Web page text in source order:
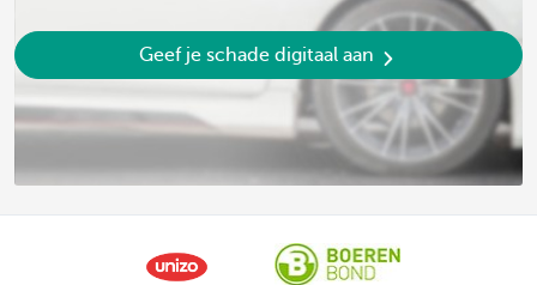
Geef je schade digitaal aan